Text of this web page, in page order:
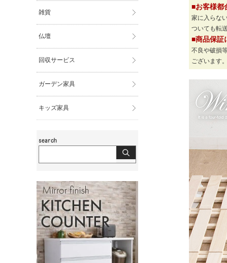
■お客様都
家に入らな
ついても転
■商品保証
不良や破損
ございます。
雑貨
仏壇
回収サービス
ガーデン家具
キッズ家具